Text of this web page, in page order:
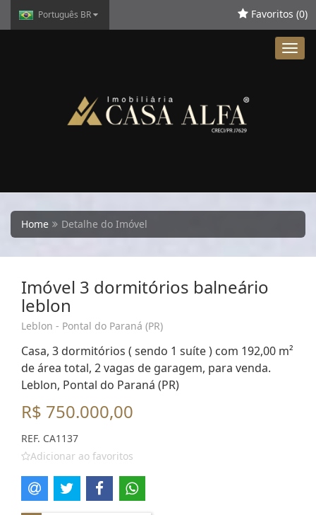
Português BR Favoritos (0)
Home Detalhe do Imóvel
Imóvel 3 dormitórios balneário
leblon
Leblon - Pontal do Paraná (PR)
Casa, 3 dormitórios ( sendo 1 suíte ) com 192,00 m²
de área total, 2 vagas de garagem, para venda.
Leblon, Pontal do Paraná (PR)
R$ 750.000,00
REF. CA1137
Adicionar ao favoritos